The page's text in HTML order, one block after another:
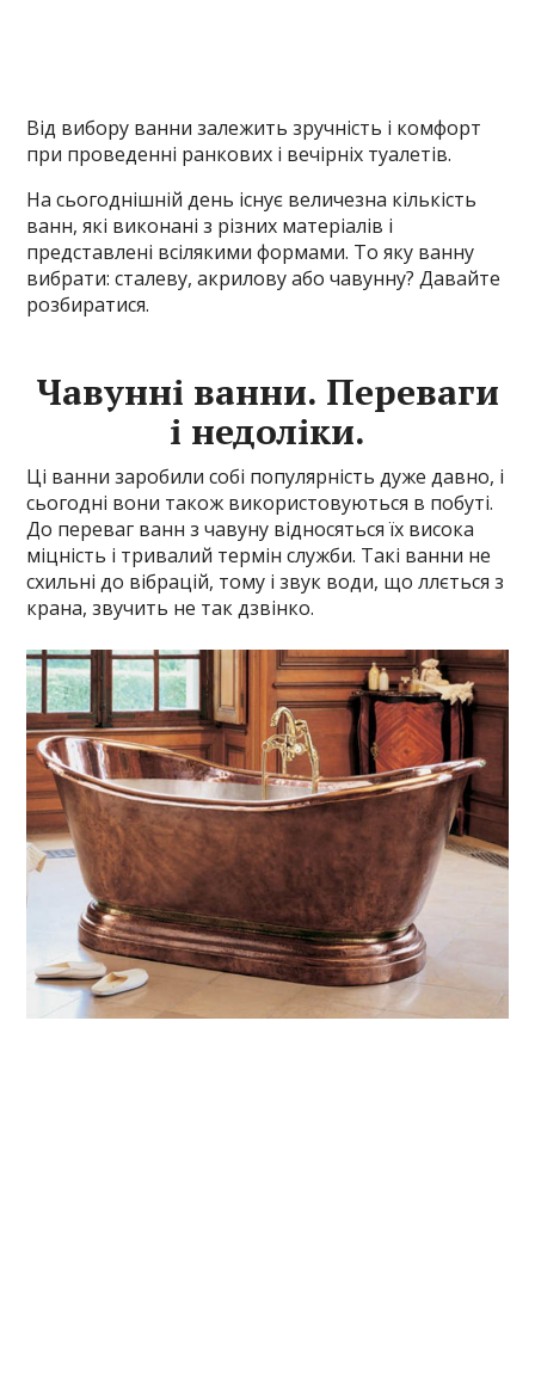
Від вибору ванни залежить зручність і комфорт
при проведенні ранкових і вечірніх туалетів.
На сьогоднішній день існує величезна кількість
ванн, які виконані з різних матеріалів і
представлені всілякими формами. То яку ванну
вибрати: сталеву, акрилову або чавунну? Давайте
розбиратися.
Чавунні ванни. Переваги
і недоліки.
Ці ванни заробили собі популярність дуже давно, і
сьогодні вони також використовуються в побуті.
До переваг ванн з чавуну відносяться їх висока
міцність і тривалий термін служби. Такі ванни не
схильні до вібрацій, тому і звук води, що ллється з
крана, звучить не так дзвінко.